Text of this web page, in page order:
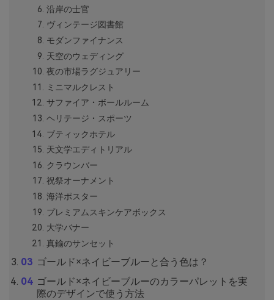
沿岸の士官
ヴィンテージ図書館
モダンファイナンス
天空のウェディング
夜の市場ラグジュアリー
ミニマルクレスト
サファイア・ボールルーム
ヘリテージ・スポーツ
ブティックホテル
天文学エディトリアル
クラウンバー
祝祭オーナメント
海洋ポスター
プレミアムスキンケアボックス
大学バナー
真鍮のサンセット
ゴールド×ネイビーブルーと合う色は？
ゴールド×ネイビーブルーのカラーパレットを実
際のデザインで使う方法